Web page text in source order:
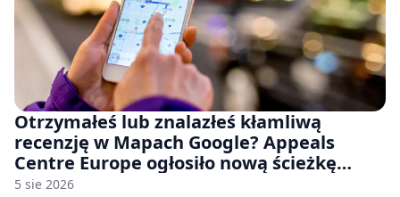
Otrzymałeś lub znalazłeś kłamliwą
recenzję w Mapach Google? Appeals
Centre Europe ogłosiło nową ścieżkę
odwoławczą dla firm i konsumentów
5 sie 2026